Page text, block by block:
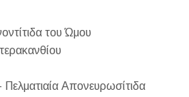
του Ώμου
Απονευρωσίτιδα